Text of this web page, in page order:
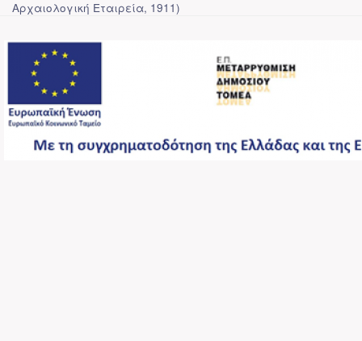
Αρχαιολογική Εταιρεία, 1911)